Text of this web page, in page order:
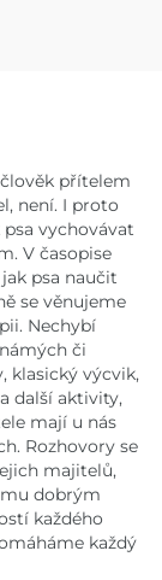
přítelem
není. I proto
vychovávat
V časopise
psa naučit
se věnujeme
Nechybí
či
klasický výcvik,
další aktivity,
mají u nás
Rozhovory se
majitelů,
dobrým
každého
každý